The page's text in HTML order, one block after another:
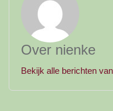
Over nienke
Bekijk alle berichten